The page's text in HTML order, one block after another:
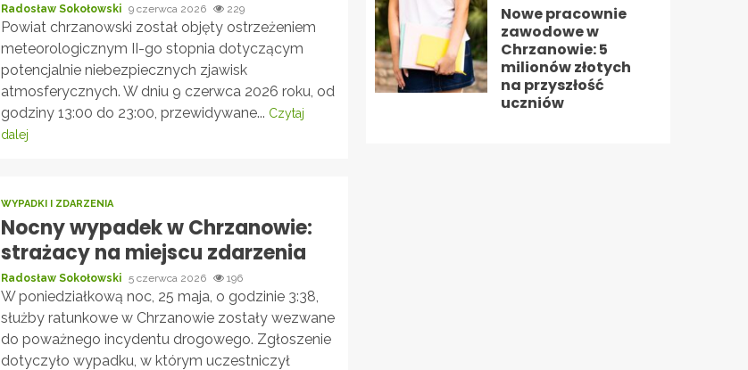
Radosław Sokołowski 9 czerwca 2026 229
Powiat chrzanowski został objęty ostrzeżeniem
meteorologicznym II-go stopnia dotyczącym
potencjalnie niebezpiecznych zjawisk
atmosferycznych. W dniu 9 czerwca 2026 roku, od
godziny 13:00 do 23:00, przewidywane... Czytaj
dalej
WYPADKI I ZDARZENIA
Nocny wypadek w Chrzanowie:
strażacy na miejscu zdarzenia
Radosław Sokołowski 5 czerwca 2026 196
W poniedziałkową noc, 25 maja, o godzinie 3:38,
służby ratunkowe w Chrzanowie zostały wezwane
do poważnego incydentu drogowego. Zgłoszenie
dotyczyło wypadku, w którym uczestniczył
Nowe pracownie
zawodowe w
Chrzanowie: 5
milionów złotych
na przyszłość
uczniów